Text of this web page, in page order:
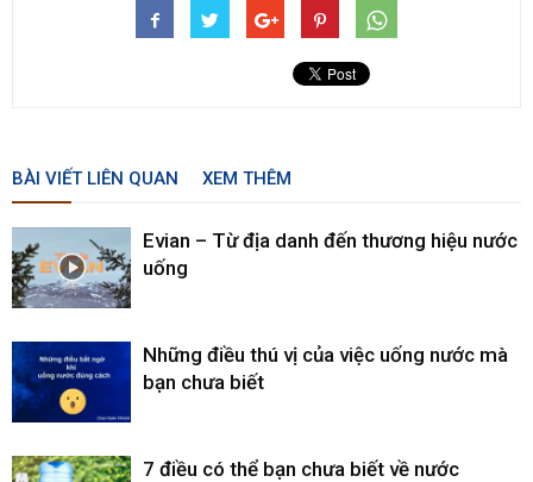
BÀI VIẾT LIÊN QUAN XEM THÊM
Evian – Từ địa danh đến thương hiệu nước
uống
Những điều thú vị của việc uống nước mà
bạn chưa biết
7 điều có thể bạn chưa biết về nước